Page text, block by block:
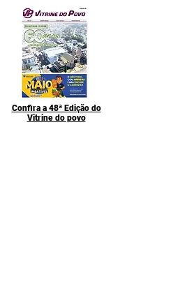
Confira a 48ª Edição do
Vitrine do povo